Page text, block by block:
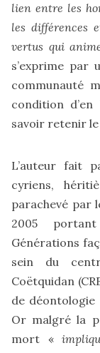
lien entre les
les différences
vertus qui
s’exprime
communauté
condition
savoir retenir le
L’auteur fait
cyriens,
parachevé par
2005
Générations
sein du
Coëtquidan
de
Or malgré la
mort «